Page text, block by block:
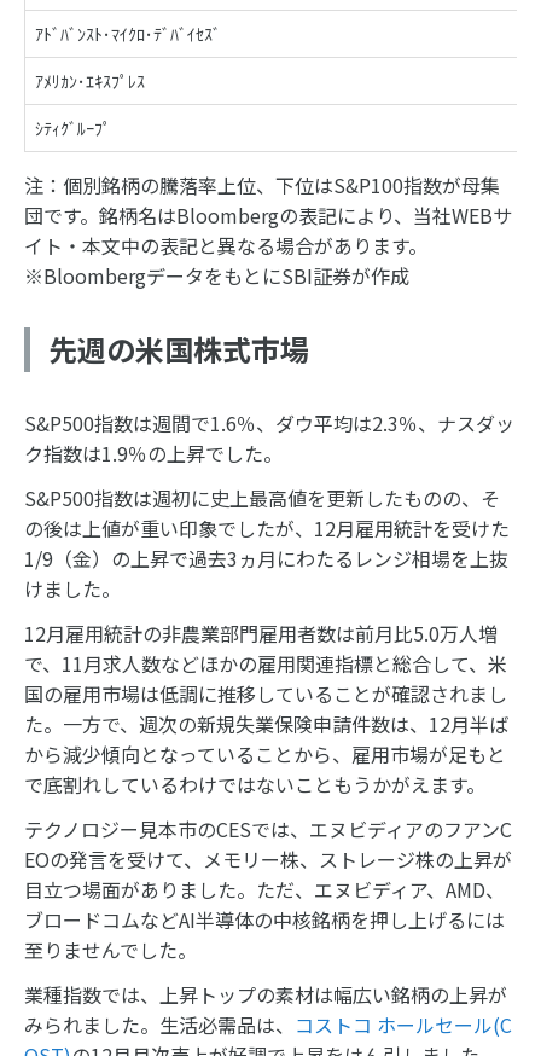
ｱﾄﾞﾊﾞﾝｽﾄ･ﾏｲｸﾛ･ﾃﾞﾊﾞｲｾｽﾞ
ｱﾒﾘｶﾝ･ｴｷｽﾌﾟﾚｽ
ｼﾃｨｸﾞﾙｰﾌﾟ
注：個別銘柄の騰落率上位、下位はS&P100指数が母集
団です。銘柄名はBloombergの表記により、当社WEBサ
イト・本文中の表記と異なる場合があります。
※BloombergデータをもとにSBI証券が作成
先週の米国株式市場
S&P500指数は週間で1.6％、ダウ平均は2.3％、ナスダッ
ク指数は1.9％の上昇でした。
S&P500指数は週初に史上最高値を更新したものの、そ
の後は上値が重い印象でしたが、12月雇用統計を受けた
1/9（金）の上昇で過去3ヵ月にわたるレンジ相場を上抜
けました。
12月雇用統計の非農業部門雇用者数は前月比5.0万人増
で、11月求人数などほかの雇用関連指標と総合して、米
国の雇用市場は低調に推移していることが確認されまし
た。一方で、週次の新規失業保険申請件数は、12月半ば
から減少傾向となっていることから、雇用市場が足もと
で底割れしているわけではないこともうかがえます。
テクノロジー見本市のCESでは、エヌビディアのフアンC
EOの発言を受けて、メモリー株、ストレージ株の上昇が
目立つ場面がありました。ただ、エヌビディア、AMD、
ブロードコムなどAI半導体の中核銘柄を押し上げるには
至りませんでした。
業種指数では、上昇トップの素材は幅広い銘柄の上昇が
みられました。生活必需品は、 コストコ ホールセール(C